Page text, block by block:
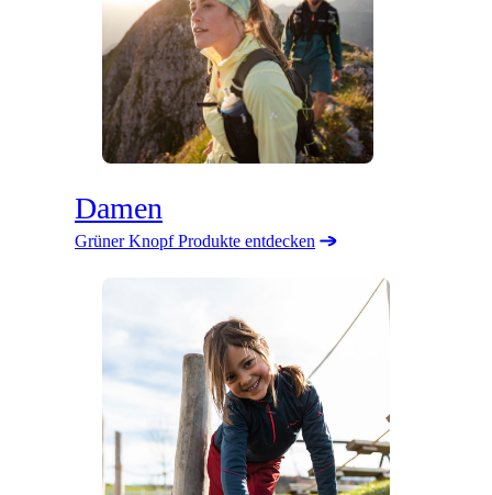
Damen
Grüner Knopf Produkte entdecken